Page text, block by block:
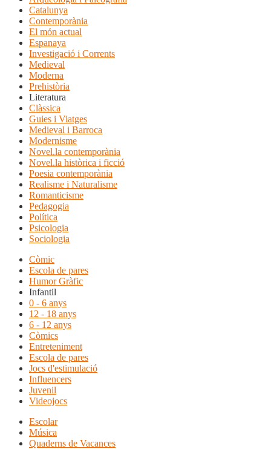
Catalunya
Contemporània
El món actual
Espanaya
Investigació i Corrents
Medieval
Moderna
Prehistòria
Literatura
Clàssica
Guies i Viatges
Medieval i Barroca
Modernisme
Novel.la contemporània
Novel.la històrica i ficció
Poesia contemporània
Realisme i Naturalisme
Romanticisme
Pedagogia
Política
Psicologia
Sociologia
Còmic
Escola de pares
Humor Gràfic
Infantil
0 - 6 anys
12 - 18 anys
6 - 12 anys
Còmics
Entreteniment
Escola de pares
Jocs d'estimulació
Influencers
Juvenil
Videojocs
Escolar
Música
Quaderns de Vacances